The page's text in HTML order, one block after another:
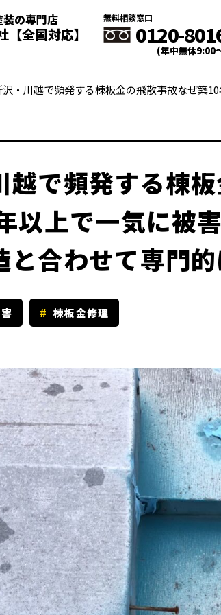
装の専門店
【全国対応】
無料相談窓口
0120-
(年中無休9:00
越で頻発する棟
以上で一気に被
と合わせて専門
棟板金修理